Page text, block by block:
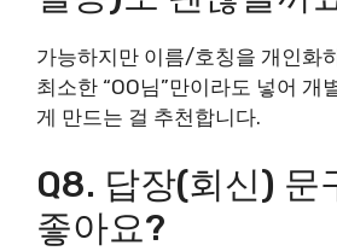
가능하지만 이름/호칭을 개인화
최소한 “OO님”만이라도 넣어 개
게 만드는 걸 추천합니다.
Q8. 답장(회신) 문
좋아요?